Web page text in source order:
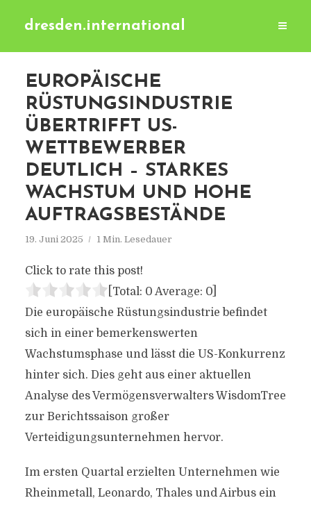
dresden.international
EUROPÄISCHE
RÜSTUNGSINDUSTRIE
ÜBERTRIFFT US-
WETTBEWERBER
DEUTLICH – STARKES
WACHSTUM UND HOHE
AUFTRAGSBESTÄNDE
19. Juni 2025 1 Min. Lesedauer
Click to rate this post!
[Total: 0 Average: 0]
Die europäische Rüstungsindustrie befindet
sich in einer bemerkenswerten
Wachstumsphase und lässt die US-Konkurrenz
hinter sich. Dies geht aus einer aktuellen
Analyse des Vermögensverwalters WisdomTree
zur Berichtssaison großer
Verteidigungsunternehmen hervor.
Im ersten Quartal erzielten Unternehmen wie
Rheinmetall, Leonardo, Thales und Airbus ein